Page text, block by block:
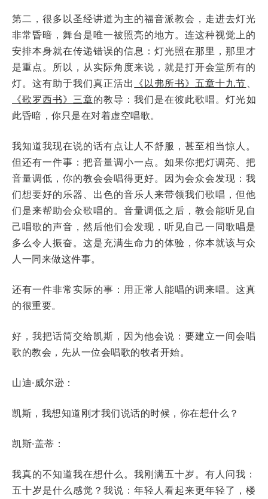
第二，很多以圣经讲道为主的福音派教会，走进去灯光
非常昏暗，舞台是唯一被照亮的地方。连这种视觉上的
安排本身就在传递错误的信息：灯光照在那里，那里才
是重点。所以，从实际角度来说，就是打开会堂所有的
灯。这有助于我们真正活出 《以弗所书》五章十九节
《歌罗西书》三章的教导：我们是在彼此歌唱。灯光如
此昏暗，你只是在对着虚空唱歌。
我知道我现在说的话有点让人不舒服，甚至相当惊人。
但还有一件事：把音量调小一点。如果你把灯调亮、把
音量调低，你的教会会唱得更好。因为会众会发现：我
们想要好的乐器、出色的音乐人来带领我们歌唱，但他
们是来帮助会众歌唱的。音量调低之后，教会能听见自
己唱歌的声音，然后他们会发现，听见自己一同歌唱是
多么令人振奋。这是充满生命力的体验，你本就该与众
人一同来做这件事。
还有一件非常实际的事：用正常人能唱的调来唱。这真
的很重要。
好，我把话筒交给凯斯，因为他会说：要建立一间会唱
歌的教会，先从一位会唱歌的牧者开始。
山迪·威尔逊：
凯斯，我想知道刚才我们说话的时候，你在想什么？
凯斯·盖蒂：
我真的不知道我在想什么。我刚满五十岁。有人问我：
五十岁是什么感觉？我说：年轻人看起来更年轻了，楼